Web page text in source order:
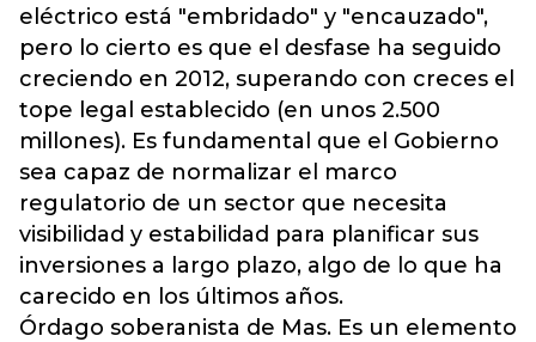
eléctrico está "embridado" y "encauzado",
pero lo cierto es que el desfase ha seguido
creciendo en 2012, superando con creces el
tope legal establecido (en unos 2.500
millones). Es fundamental que el Gobierno
sea capaz de normalizar el marco
regulatorio de un sector que necesita
visibilidad y estabilidad para planificar sus
inversiones a largo plazo, algo de lo que ha
carecido en los últimos años.
Órdago soberanista de Mas. Es un elemento